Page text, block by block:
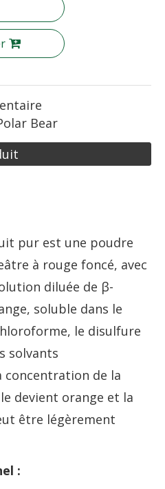
Bear
pur est une poudre
à rouge foncé, avec
diluée de β-
soluble dans le
le disulfure
solvants
concentration de la
devient orange et la
être légèrement
: